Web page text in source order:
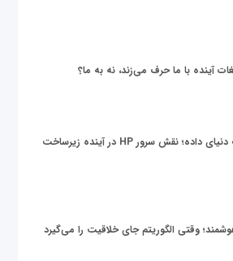
آینده با ما حرف می‌زند، نه به ما؟
زیر پوست دنیای داده؛ نقش سرور HP در آینده زیرساخت
وقتی الگوریتم جای خلاقیت را می‌گیرد